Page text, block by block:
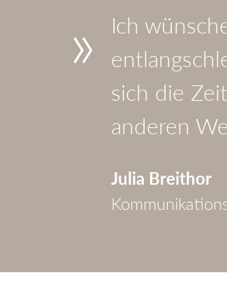
»
Ich
sich die
anderen
Julia Breithor